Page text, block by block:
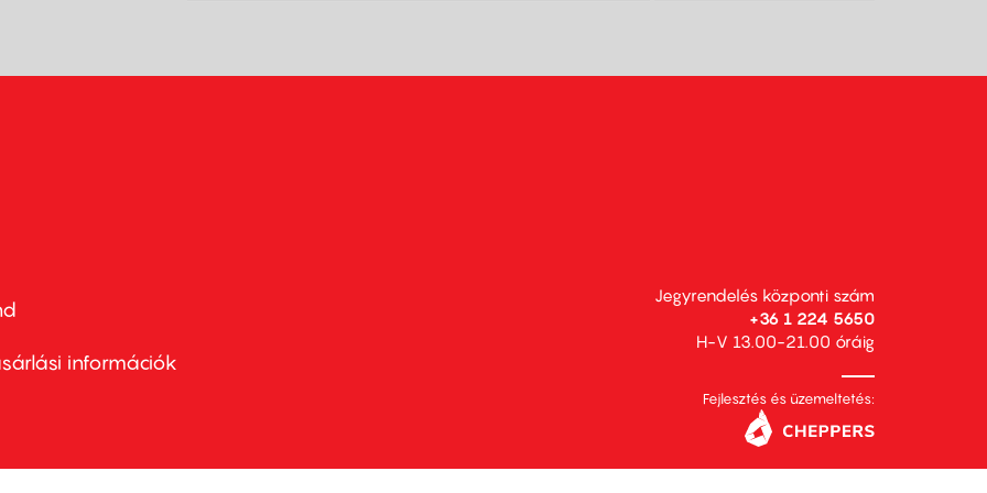
információk
Jegyrendelés központi szám
+36 1 224 5650
H-V 13.00-21.00 óráig
Fejlesztés és üzemeltetés: